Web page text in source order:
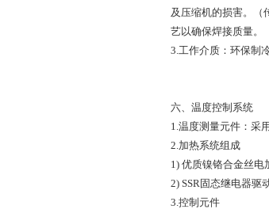
及压缩机的损害。（
艺以确保焊接质量。
3.工作介质：环保制
六、温度控制系统
1.温度测量元件：采
2.加热系统组成
1) 优质镍铬合金丝电
2) SSR固态继电器驱动
3.控制元件